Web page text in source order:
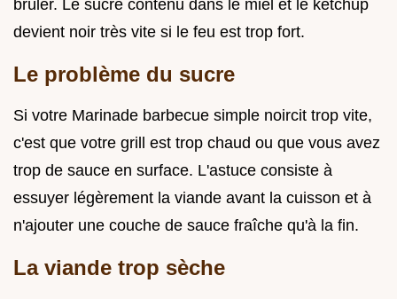
brûler. Le sucre contenu dans le miel et le ketchup
devient noir très vite si le feu est trop fort.
Le problème du sucre
Si votre Marinade barbecue simple noircit trop vite,
c'est que votre grill est trop chaud ou que vous avez
trop de sauce en surface. L'astuce consiste à
essuyer légèrement la viande avant la cuisson et à
n'ajouter une couche de sauce fraîche qu'à la fin.
La viande trop sèche